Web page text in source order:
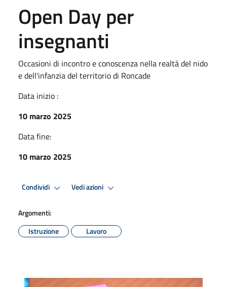
Open Day per
insegnanti
Occasioni di incontro e conoscenza nella realtà del nido
e dell'infanzia del territorio di Roncade
Data inizio :
10 marzo 2025
Data fine:
10 marzo 2025
Condividi Vedi azioni
Argomenti:
Istruzione
Lavoro